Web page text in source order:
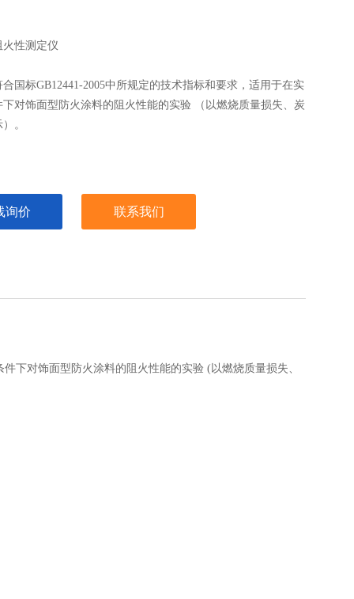
火性测定仪
国标GB12441-2005中所规定的技术指标和要求，适用于在实
下对饰面型防火涂料的阻火性能的实验 （以燃烧质量损失、炭
。
询价 联系我们
下对饰面型防火涂料的阻火性能的实验 (以燃烧质量损失、